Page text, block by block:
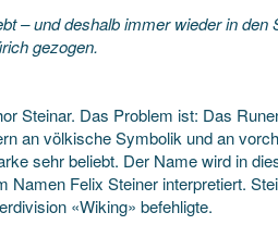
– und deshalb immer wieder in den
gezogen.
Steinar. Das Problem ist: Das
an völkische Symbolik und an
sehr beliebt. Der Name wird in
Felix Steiner interpretiert.
«Wiking» befehligte.